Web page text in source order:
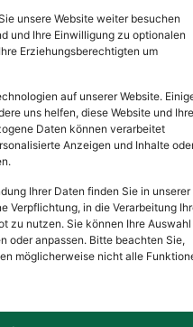
unsere Website weiter besuchen
und Ihre Einwilligung zu optionalen
Erziehungsberechtigten um
auf unserer Website.
uns helfen, diese Website und Ihre
Daten können verarbeitet
Anzeigen und Inhalte
Ihrer Daten finden Sie in unserer
Verpflichtung, in die Verarbeitung
zu nutzen. Sie können Ihre Auswahl
oder anpassen. Bitte beachten Sie,
möglicherweise nicht alle